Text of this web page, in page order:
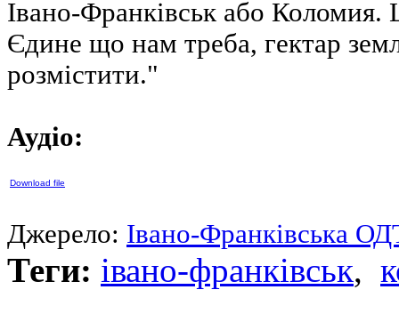
Івано-Франківськ або Коломия.
Єдине що нам треба, гектар
розмістити."
Аудіо:
Download file
Джерело: Івано-Франківська
Теги: івано-франківськ,